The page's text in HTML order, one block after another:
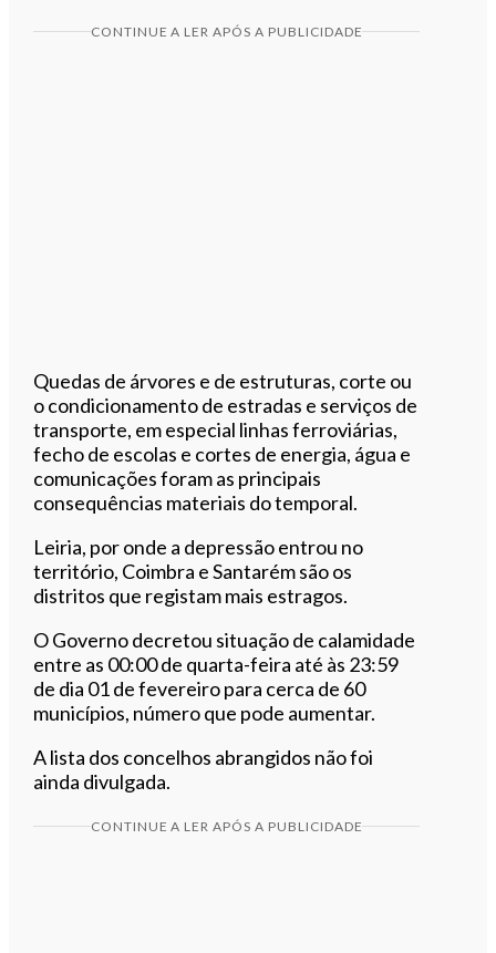
CONTINUE A LER APÓS A PUBLICIDADE
Quedas de árvores e de estruturas, corte ou
o condicionamento de estradas e serviços de
transporte, em especial linhas ferroviárias,
fecho de escolas e cortes de energia, água e
comunicações foram as principais
consequências materiais do temporal.
Leiria, por onde a depressão entrou no
território, Coimbra e Santarém são os
distritos que registam mais estragos.
O Governo decretou situação de calamidade
entre as 00:00 de quarta-feira até às 23:59
de dia 01 de fevereiro para cerca de 60
municípios, número que pode aumentar.
A lista dos concelhos abrangidos não foi
ainda divulgada.
CONTINUE A LER APÓS A PUBLICIDADE